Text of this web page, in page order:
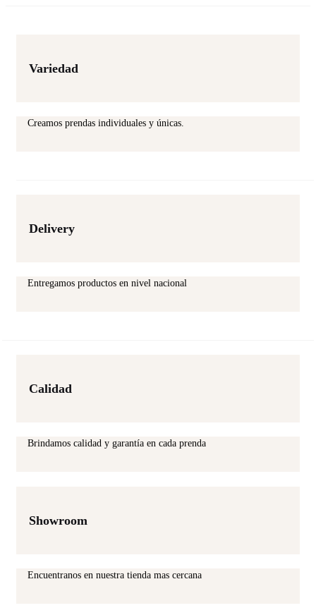
Variedad
Creamos prendas individuales y únicas.
Delivery
Entregamos productos en nivel nacional
Calidad
Brindamos calidad y garantía en cada prenda
Showroom
Encuentranos en nuestra tienda mas cercana